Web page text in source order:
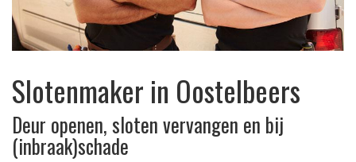
Slotenmaker in Oostelbeers
Deur openen, sloten vervangen en bij
(inbraak)schade